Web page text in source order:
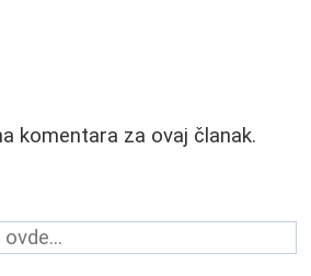
komentara za ovaj članak.